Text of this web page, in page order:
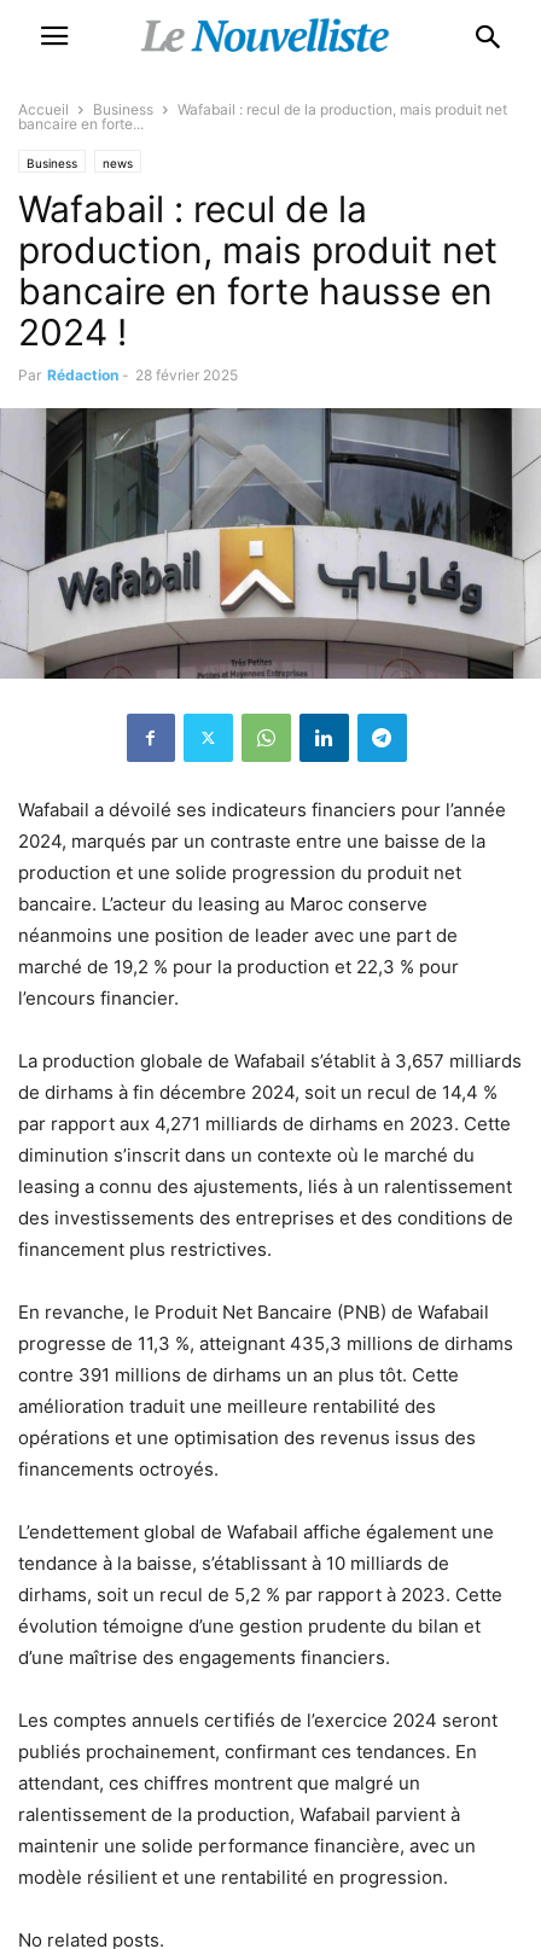
Accueil Business
Wafabail : recul de la production, mais produit net
bancaire en forte...
Business news
Wafabail : recul de la
production, mais produit net
bancaire en forte hausse en
2024 !
Par Rédaction - 28 février 2025
Wafabail a dévoilé ses indicateurs financiers pour l’année
2024, marqués par un contraste entre une baisse de la
production et une solide progression du produit net
bancaire. L’acteur du leasing au Maroc conserve
néanmoins une position de leader avec une part de
marché de 19,2 % pour la production et 22,3 % pour
l’encours financier.
La production globale de Wafabail s’établit à 3,657 milliards
de dirhams à fin décembre 2024, soit un recul de 14,4 %
par rapport aux 4,271 milliards de dirhams en 2023. Cette
diminution s’inscrit dans un contexte où le marché du
leasing a connu des ajustements, liés à un ralentissement
des investissements des entreprises et des conditions de
financement plus restrictives.
En revanche, le Produit Net Bancaire (PNB) de Wafabail
progresse de 11,3 %, atteignant 435,3 millions de dirhams
contre 391 millions de dirhams un an plus tôt. Cette
amélioration traduit une meilleure rentabilité des
opérations et une optimisation des revenus issus des
financements octroyés.
L’endettement global de Wafabail affiche également une
tendance à la baisse, s’établissant à 10 milliards de
dirhams, soit un recul de 5,2 % par rapport à 2023. Cette
évolution témoigne d’une gestion prudente du bilan et
d’une maîtrise des engagements financiers.
Les comptes annuels certifiés de l’exercice 2024 seront
publiés prochainement, confirmant ces tendances. En
attendant, ces chiffres montrent que malgré un
ralentissement de la production, Wafabail parvient à
maintenir une solide performance financière, avec un
modèle résilient et une rentabilité en progression.
No related posts.